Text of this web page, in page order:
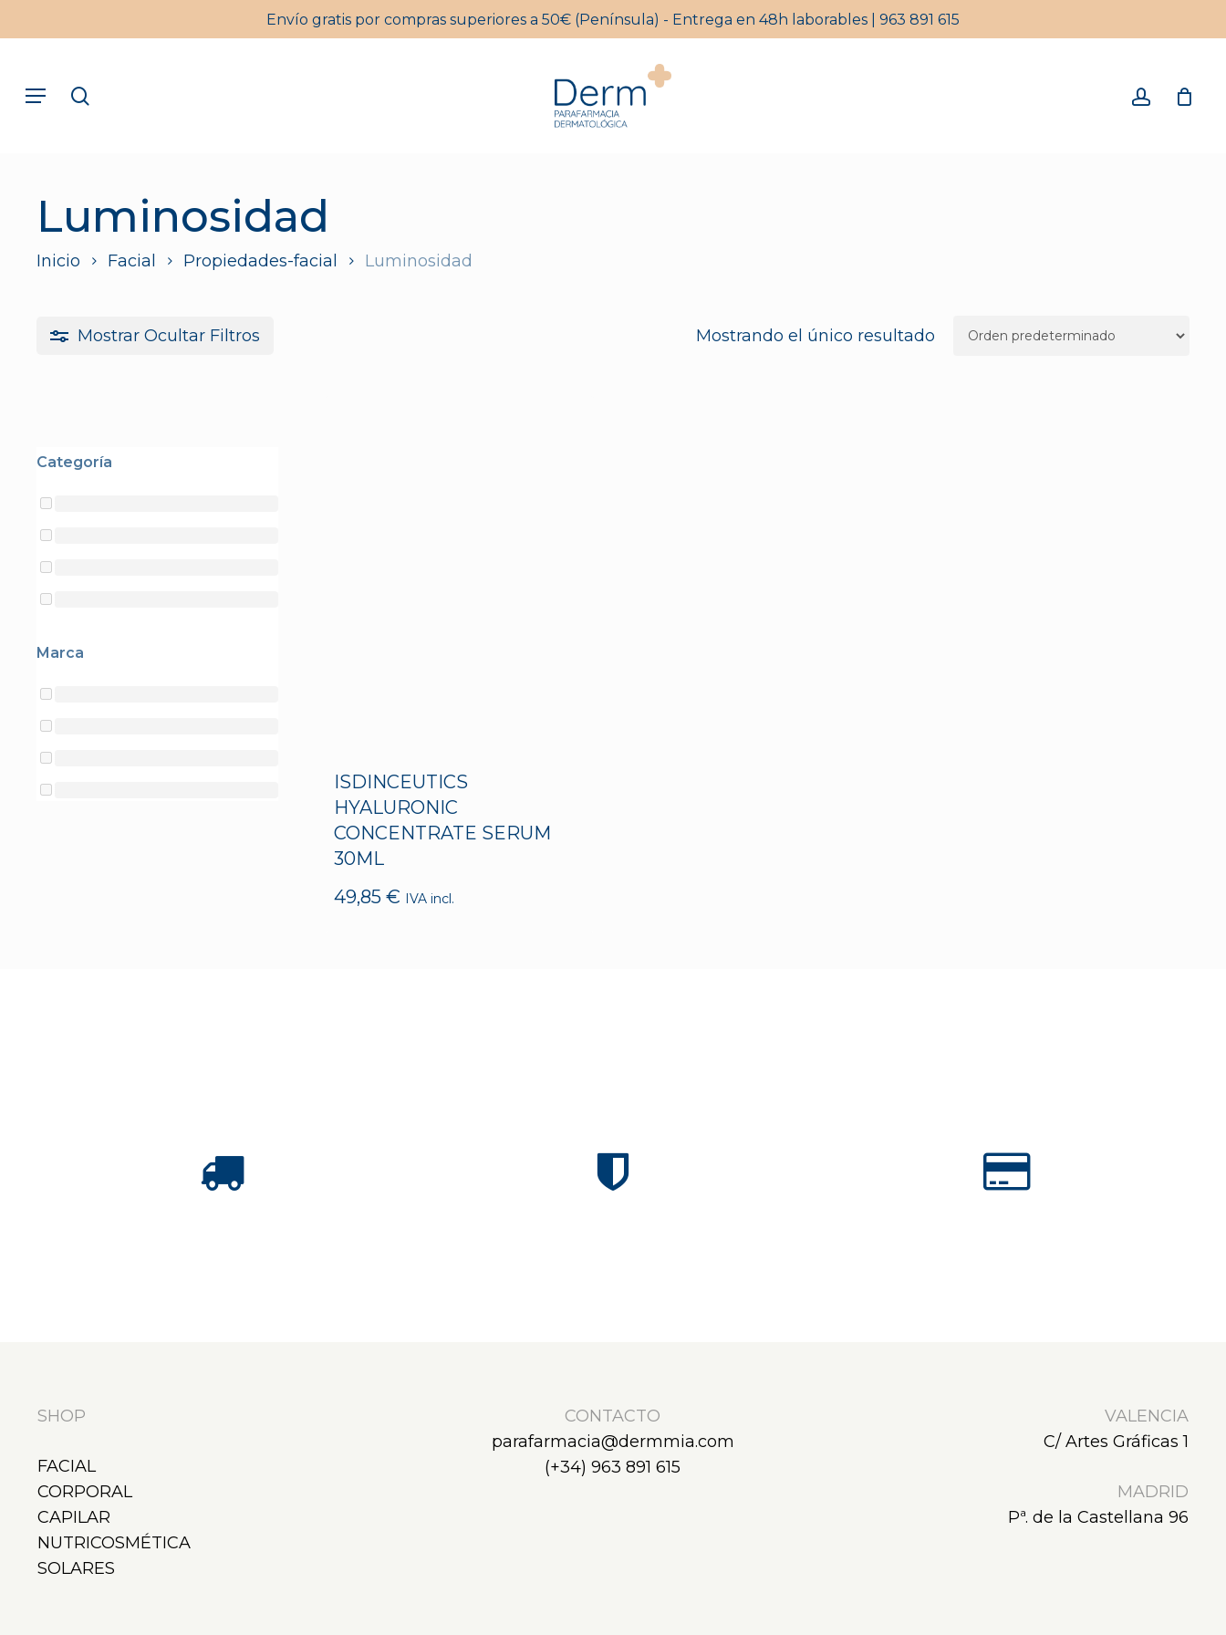
to
content
Envío gratis por compras superiores a 50€ (Península) - Entrega en 48h laborables | 963 891 615
search account
Menu
Carrito Close
Luminosidad
Inicio Facial Propiedades-facial Luminosidad
Mostrar Ocultar Filtros Mostrando el único resultado
Categoría
Marca
ISDINCEUTICS
HYALURONIC
CONCENTRATE SERUM
30ML
49,85 € IVA incl.
SHOP
FACIAL
CORPORAL
CAPILAR
NUTRICOSMÉTICA
SOLARES
CONTACTO
parafarmacia@dermmia.com
(+34) 963 891 615
VALENCIA
C/ Artes Gráficas 1
MADRID
Pª. de la Castellana 96